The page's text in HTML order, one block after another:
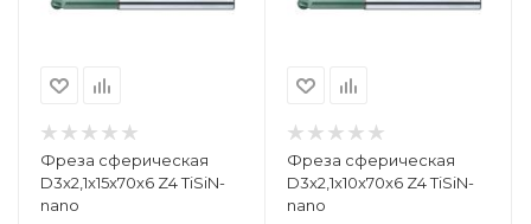
Фреза сферическая
D3x2,1x15x70x6 Z4 TiSiN-
nano
Фреза сферическая
D3x2,1x10x70x6 Z4 TiSiN-
nano